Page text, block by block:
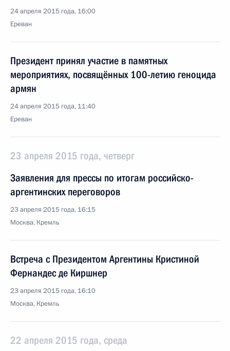
24 апреля 2015 года, 16:00
Ереван
Президент принял участие в памятных
мероприятиях, посвящённых 100-летию геноцида
армян
24 апреля 2015 года, 11:40
Ереван
23 апреля 2015 года, четверг
Заявления для прессы по итогам российско-
аргентинских переговоров
23 апреля 2015 года, 16:15
Москва, Кремль
Встреча с Президентом Аргентины Кристиной
Фернандес де Киршнер
23 апреля 2015 года, 16:10
Москва, Кремль
22 апреля 2015 года, среда